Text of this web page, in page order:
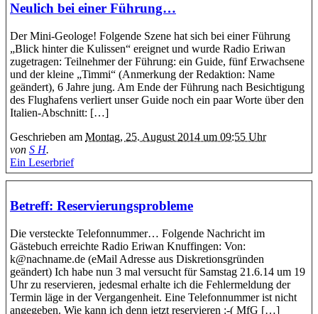
Neulich bei einer Führung…
Der Mini-Geologe! Folgende Szene hat sich bei einer Führung
„Blick hinter die Kulissen“ ereignet und wurde Radio Eriwan
zugetragen: Teilnehmer der Führung: ein Guide, fünf Erwachsene
und der kleine „Timmi“ (Anmerkung der Redaktion: Name
geändert), 6 Jahre jung. Am Ende der Führung nach Besichtigung
des Flughafens verliert unser Guide noch ein paar Worte über den
Italien-Abschnitt: […]
Geschrieben am Montag, 25. August 2014 um 09:55 Uhr
von S H.
Ein Leserbrief
Betreff: Reservierungsprobleme
Die versteckte Telefonnummer… Folgende Nachricht im
Gästebuch erreichte Radio Eriwan Knuffingen: Von:
k@nachname.de (eMail Adresse aus Diskretionsgründen
geändert) Ich habe nun 3 mal versucht für Samstag 21.6.14 um 19
Uhr zu reservieren, jedesmal erhalte ich die Fehlermeldung der
Termin läge in der Vergangenheit. Eine Telefonnummer ist nicht
angegeben. Wie kann ich denn jetzt reservieren :-( MfG […]